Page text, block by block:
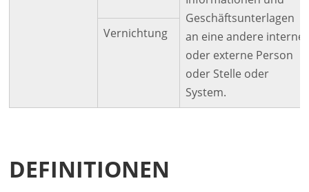
Geschäftsunterlagen
an eine andere interne
oder externe Person
oder Stelle oder
System.
Vernichtung
DEFINITIONEN